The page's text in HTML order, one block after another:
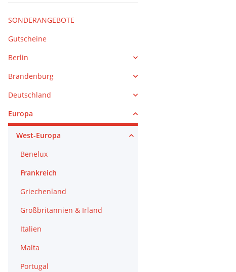
SONDERANGEBOTE
Gutscheine
Berlin
Brandenburg
Deutschland
Europa
West-Europa
Benelux
Frankreich
Griechenland
Großbritannien & Irland
Italien
Malta
Portugal